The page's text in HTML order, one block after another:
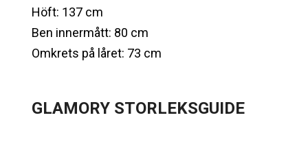
Höft: 137 cm
Ben innermått: 80 cm
Omkrets på låret: 73 cm
GLAMORY STORLEKSGUIDE